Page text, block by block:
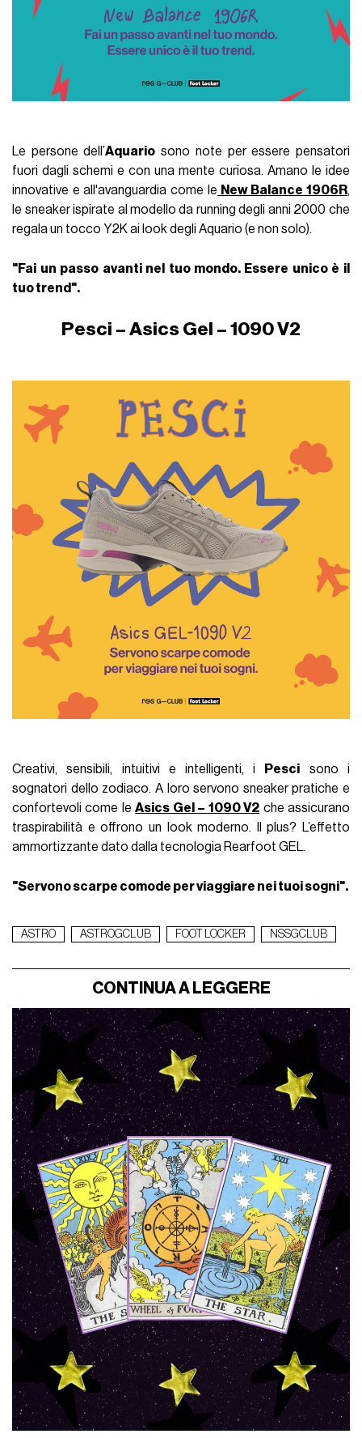
Le persone dell’Aquario sono note per essere pensatori
fuori dagli schemi e con una mente curiosa. Amano le idee
innovative e all'avanguardia come le New Balance 1906R,
le sneaker ispirate al modello da running degli anni 2000 che
regala un tocco Y2K ai look degli Aquario (e non solo).
"Fai un passo avanti nel tuo mondo. Essere unico è il
tuo trend".
Pesci – Asics Gel – 1090 V2
Creativi, sensibili, intuitivi e intelligenti, i Pesci sono i
sognatori dello zodiaco. A loro servono sneaker pratiche e
confortevoli come leAsics Gel – 1090 V2 che assicurano
traspirabilità e offrono un look moderno. Il plus? L’effetto
ammortizzante dato dalla tecnologia Rearfoot GEL.
"Servono scarpe comode per viaggiare nei tuoi sogni".
ASTRO ASTROGCLUB FOOT LOCKER NSSGCLUB
CONTINUA A LEGGERE